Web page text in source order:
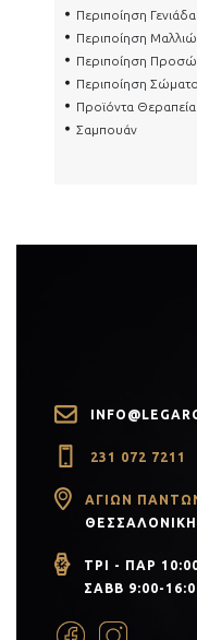
Περιποίηση
Περιποίηση
Περιποίηση
Περιποίηση
Προϊόντα
Σαμπουάν
231 072 7211
ΑΓΊΩΝ
ΤΡΙ - ΠΑΡ
ΣΑΒΒ 9:00-